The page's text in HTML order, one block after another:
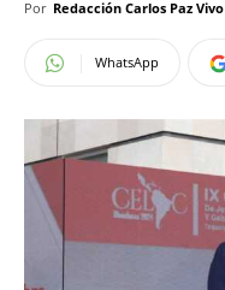
Por Redacción Carlos Paz Vivo
WhatsApp